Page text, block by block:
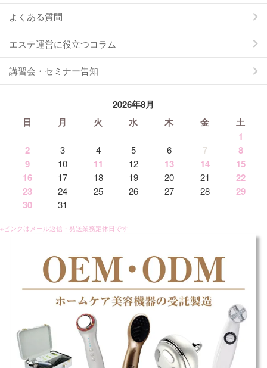
よくある質問
エステ運営に役立つコラム
講習会・セミナー告知
2026年8月
日
月 火 水 木 金
土
1
2
3 4 5 6 7
8
9
10 11 12 13 14
15
16
17 18 19 20 21
22
23
24 25 26 27 28
29
30
31